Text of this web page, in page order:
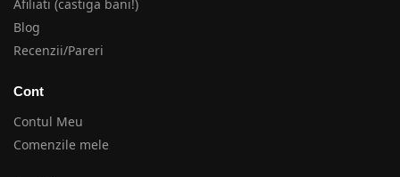
Afiliati (castiga bani!)
Blog
Recenzii/Pareri
Cont
Contul Meu
Comenzile mele